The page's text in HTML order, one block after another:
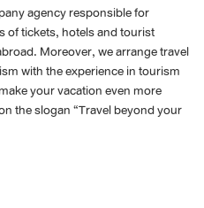
agency responsible for
of tickets, hotels and tourist
Moreover, we arrange travel
with the experience in tourism
your vacation even more
the slogan “Travel beyond your